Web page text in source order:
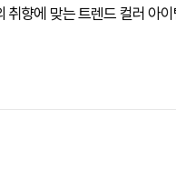
향에 맞는 트렌드 컬러 아